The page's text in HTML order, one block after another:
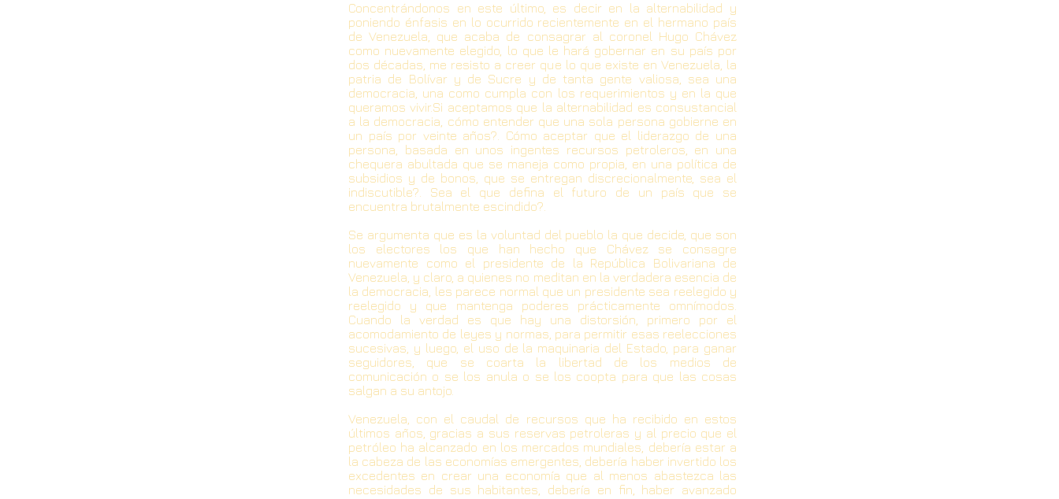
Concentrándonos en este último, es decir en la alternabilidad y
poniendo énfasis en lo ocurrido recientemente en el hermano país
de Venezuela, que acaba de consagrar al coronel Hugo Chávez
como nuevamente elegido, lo que le hará gobernar en su país por
dos décadas, me resisto a creer que lo que existe en Venezuela, la
patria de Bolívar y de Sucre y de tanta gente valiosa, sea una
democracia, una como cumpla con los requerimientos y en la que
queramos vivir.Si aceptamos que la alternabilidad es consustancial
a la democracia, cómo entender que una sola persona gobierne en
un país por veinte años?. Cómo aceptar que el liderazgo de una
persona, basada en unos ingentes recursos petroleros, en una
chequera abultada que se maneja como propia, en una política de
subsidios y de bonos, que se entregan discrecionalmente, sea el
indiscutible?. Sea el que defina el futuro de un país que se
encuentra brutalmente escindido?.
Se argumenta que es la voluntad del pueblo la que decide, que son
los electores los que han hecho que Chávez se consagre
nuevamente como el presidente de la República Bolivariana de
Venezuela, y claro, a quienes no meditan en la verdadera esencia de
la democracia, les parece normal que un presidente sea reelegido y
reelegido y que mantenga poderes prácticamente omnímodos.
Cuando la verdad es que hay una distorsión, primero por el
acomodamiento de leyes y normas, para permitir esas reelecciones
sucesivas, y luego, el uso de la maquinaria del Estado, para ganar
seguidores, que se coarta la libertad de los medios de
comunicación o se los anula o se los coopta para que las cosas
salgan a su antojo.
Venezuela, con el caudal de recursos que ha recibido en estos
últimos años, gracias a sus reservas petroleras y al precio que el
petróleo ha alcanzado en los mercados mundiales, debería estar a
la cabeza de las economías emergentes, debería haber invertido los
excedentes en crear una economía que al menos abastezca las
necesidades de sus habitantes, debería en fin, haber avanzado